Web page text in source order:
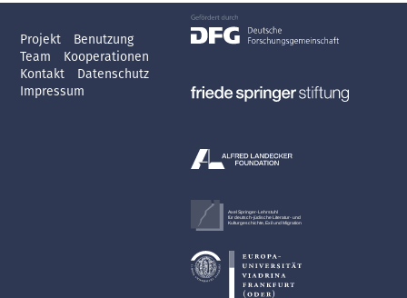
Projekt
Benutzung
Team
Kooperationen
Kontakt
Datenschutz
Impressum
Axel Springer-Lehrstuhl
für deutsch-jüdische Literatur- und
Kulturgeschichte, Exil und Migration